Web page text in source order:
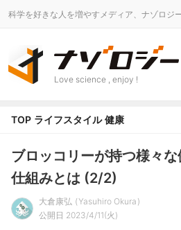
科学を好きな人を増やすメディア、ナゾロジ
Love science , enjoy !
TOP ライフスタイル 健康
ブロッコリーが持つ様々
仕組みとは (2/2)
大倉康弘
Yasuhiro Okura
公開日 2023/4/11(火)